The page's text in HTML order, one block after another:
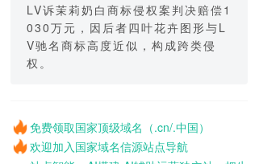
LV诉茉莉奶白商标侵权案判决赔偿1
030万元，因后者四叶花卉图形与L
V驰名商标高度近似，构成跨类侵
权。
免费领取国家顶级域名（.cn/.中国）
欢迎加入国家域名信源站点导航